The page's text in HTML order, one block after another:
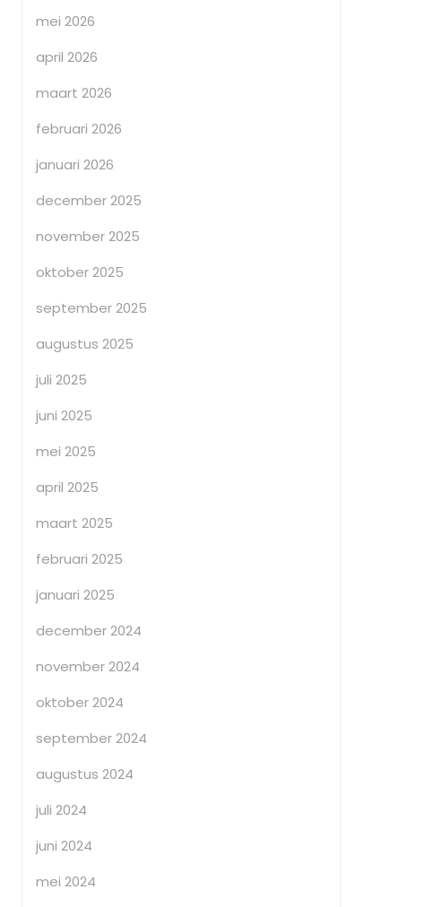
mei 2026
april 2026
maart 2026
februari 2026
januari 2026
december 2025
november 2025
oktober 2025
september 2025
augustus 2025
juli 2025
juni 2025
mei 2025
april 2025
maart 2025
februari 2025
januari 2025
december 2024
november 2024
oktober 2024
september 2024
augustus 2024
juli 2024
juni 2024
mei 2024